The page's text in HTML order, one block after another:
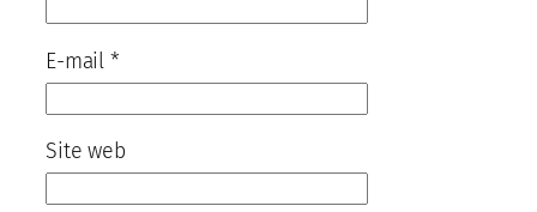
E-mail *
Site web